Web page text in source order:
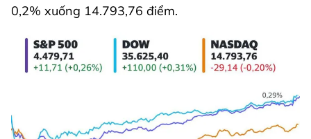
0,2% xuống 14.793,76 điểm.